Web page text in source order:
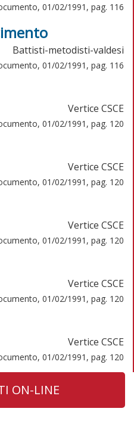
01/02/1991, pag. 116
Battisti-metodisti-valdesi
01/02/1991, pag. 116
Vertice CSCE
01/02/1991, pag. 120
Vertice CSCE
01/02/1991, pag. 120
Vertice CSCE
01/02/1991, pag. 120
Vertice CSCE
01/02/1991, pag. 120
Vertice CSCE
01/02/1991, pag. 120
ON-LINE